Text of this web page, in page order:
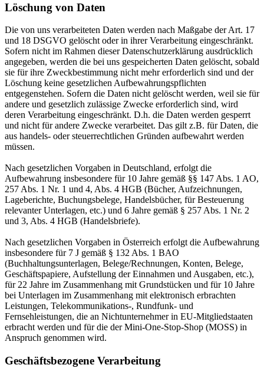
Löschung von Daten
Die von uns verarbeiteten Daten werden nach Maßgabe der Art. 17
und 18 DSGVO gelöscht oder in ihrer Verarbeitung eingeschränkt.
Sofern nicht im Rahmen dieser Datenschutzerklärung ausdrücklich
angegeben, werden die bei uns gespeicherten Daten gelöscht, sobald
sie für ihre Zweckbestimmung nicht mehr erforderlich sind und der
Löschung keine gesetzlichen Aufbewahrungspflichten
entgegenstehen. Sofern die Daten nicht gelöscht werden, weil sie für
andere und gesetzlich zulässige Zwecke erforderlich sind, wird
deren Verarbeitung eingeschränkt. D.h. die Daten werden gesperrt
und nicht für andere Zwecke verarbeitet. Das gilt z.B. für Daten, die
aus handels- oder steuerrechtlichen Gründen aufbewahrt werden
müssen.
Nach gesetzlichen Vorgaben in Deutschland, erfolgt die
Aufbewahrung insbesondere für 10 Jahre gemäß §§ 147 Abs. 1 AO,
257 Abs. 1 Nr. 1 und 4, Abs. 4 HGB (Bücher, Aufzeichnungen,
Lageberichte, Buchungsbelege, Handelsbücher, für Besteuerung
relevanter Unterlagen, etc.) und 6 Jahre gemäß § 257 Abs. 1 Nr. 2
und 3, Abs. 4 HGB (Handelsbriefe).
Nach gesetzlichen Vorgaben in Österreich erfolgt die Aufbewahrung
insbesondere für 7 J gemäß § 132 Abs. 1 BAO
(Buchhaltungsunterlagen, Belege/Rechnungen, Konten, Belege,
Geschäftspapiere, Aufstellung der Einnahmen und Ausgaben, etc.),
für 22 Jahre im Zusammenhang mit Grundstücken und für 10 Jahre
bei Unterlagen im Zusammenhang mit elektronisch erbrachten
Leistungen, Telekommunikations-, Rundfunk- und
Fernsehleistungen, die an Nichtunternehmer in EU-Mitgliedstaaten
erbracht werden und für die der Mini-One-Stop-Shop (MOSS) in
Anspruch genommen wird.
Geschäftsbezogene Verarbeitung